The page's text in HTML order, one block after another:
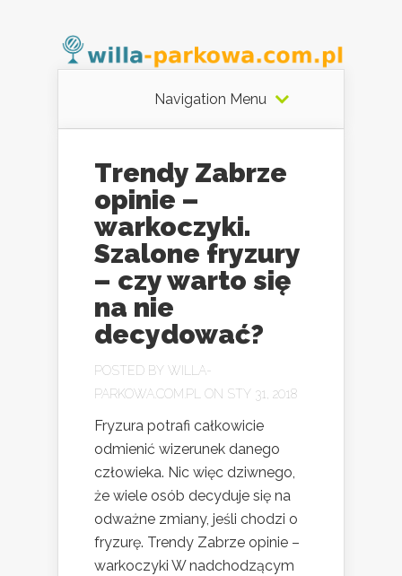
Navigation Menu
Trendy Zabrze
opinie –
warkoczyki.
Szalone fryzury
– czy warto się
na nie
decydować?
POSTED BY WILLA-
PARKOWA.COM.PL
ON STY 31, 2018
Fryzura potrafi całkowicie
odmienić wizerunek danego
człowieka. Nic więc dziwnego,
że wiele osób decyduje się na
odważne zmiany, jeśli chodzi o
fryzurę. Trendy Zabrze opinie –
warkoczyki W nadchodzącym